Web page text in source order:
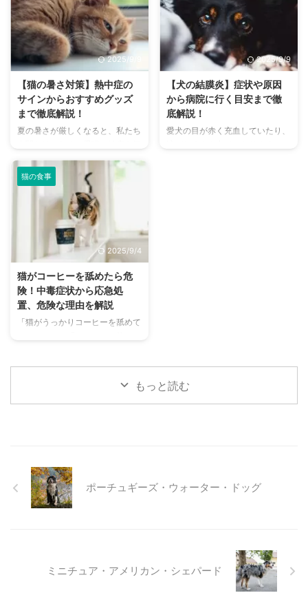
まで、魅力的なドッグランがたく
さんあります。 しかし、「初め
てドッグランに行くから不安」
「どの施設が愛犬に合っているか
わからない」という方も多いので
は、大阪府内にある人気のドッグ
ランを厳選し、料金、広さ、利用
条件、設備など、気になる情報を
網羅的に解説します。 さらに、
や、初心者でも安心して利用する
ための ...
現するため、その鳴き声の意味を
理解することは、愛チンチラとの
関係を深める上で非常に大切で
す。 この記事では、チンチラの
代表的な鳴き声の種類とその意味
鳴き声からわかるストレスや病気
のサイン、チンチラが鳴く理由を
理解して良好な関係を築くための
ヒントもご紹介します。 この記
2025/9/9
【猫の暑さ対策】熱中症の
サインからおすすめグッズ
まで徹底解説！
夏の暑さが厳しくなると、私たち
になりますよね。特に猫は汗腺が
少なく、人間のように汗をかいて
体温を調節することが苦手なた
め、熱中症になりやすい動物で
す。 この記事では、猫の熱中症
の初期サインから、エアコンを使
わずにできる効果的な暑さ対策、
快適に過ごせるひんやりグッズの
さらに、留守番中の注意点や、猫
が本当に喜ぶ暑さ対策について、
当メディアの編集部が実際に試し
た体験談もご紹介します。この記
る ...
2025/9/9
【犬の結膜炎】症状や原因
から病院に行く目安まで徹
底解説！
愛犬の目が赤く充血していたり、
...
猫の食事
2025/9/4
猫がコーヒーを舐めたら危
険！中毒症状から応急処
置、危険な理由を解説
「猫がうっかりコーヒーを舐めて
み物であるコーヒーには、猫にと
って非常に危険な成分であるカフ
がコーヒーを誤飲してしまった際
に現れる症状や、すぐに取るべき
応急処置、そして日頃からできる
もっと読む
ポーチュギーズ・ウォーター・ドッグ
ミニチュア・アメリカン・シェパード